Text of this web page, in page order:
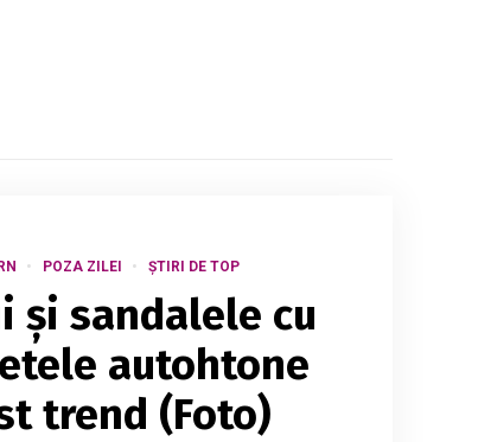
POZA ZILEI ȘTIRI DE TOP
și sandalele cu
autohtone
trend (Foto)